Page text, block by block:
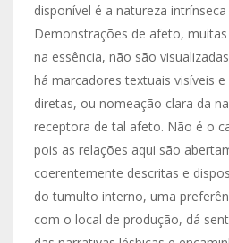
disponível é a natureza
Demonstrações de afeto,
na essência, não são
há marcadores textuais visíveis
diretas, ou nomeação clara da
receptora de tal afeto. Não é o
pois as relações aqui são
coerentemente descritas e
do tumulto interno, uma
com o local de produção, dá